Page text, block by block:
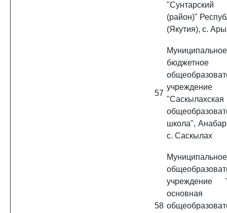
(район)"
(Якутия), с.
57
Муниципальное
бюджетное
учреждение
школа",
с. Саскылах
58
учреждение
основная